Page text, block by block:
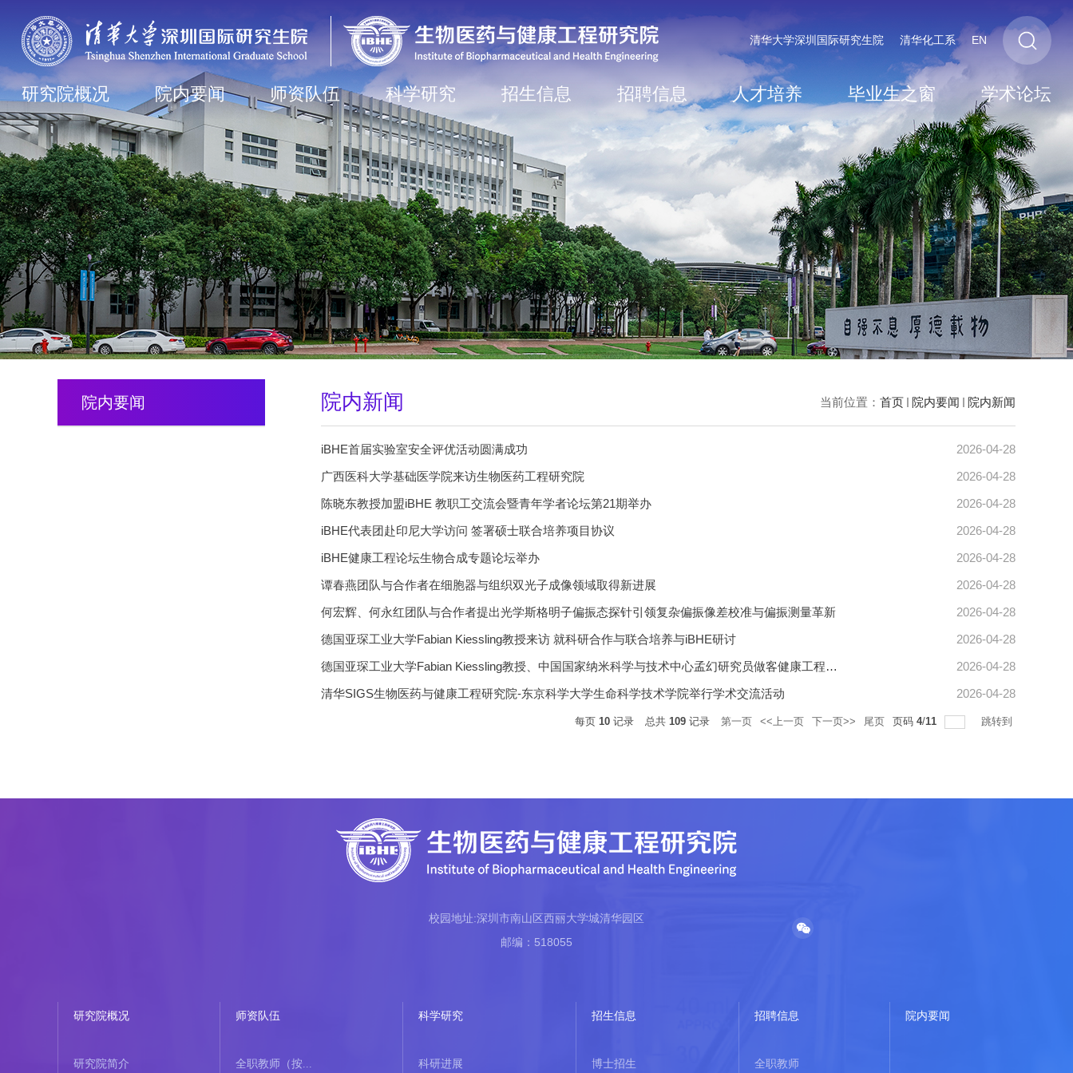
清华大学深圳国际研究生院 清华化工系 EN
研究院概况 院内要闻 师资队伍 科学研究 招生信息 招聘信息 人才培养 毕业生之窗 学术论坛
院内要闻 当前位置： 首页 院内要闻 院内新闻
院内新闻
iBHE首届实验室安全评优活动圆满成功
2026-04-28
广西医科大学基础医学院来访生物医药工程研究院
2026-04-28
陈晓东教授加盟iBHE 教职工交流会暨青年学者论坛第21期举办
2026-04-28
iBHE代表团赴印尼大学访问 签署硕士联合培养项目协议
2026-04-28
iBHE健康工程论坛生物合成专题论坛举办
2026-04-28
谭春燕团队与合作者在细胞器与组织双光子成像领域取得新进展
2026-04-28
何宏辉、何永红团队与合作者提出光学斯格明子偏振态探针引领复杂偏振像差校准与偏振测量革新
2026-04-28
德国亚琛工业大学Fabian Kiessling教授来访 就科研合作与联合培养与iBHE研讨
2026-04-28
德国亚琛工业大学Fabian Kiessling教授、中国国家纳米科学与技术中心孟幻研究员做客健康工程论坛
2026-04-28
清华SIGS生物医药与健康工程研究院-东京科学大学生命科学技术学院举行学术交流活动
2026-04-28
每页 10 记录 总共 109 记录 第一页 <<上一页 下一页>> 尾页 页码 4/11 跳转到
校园地址:深圳市南山区西丽大学城清华园区
邮编：518055
研究院概况
研究院简介
师资队伍
全职教师（按...
科学研究
科研进展
招生信息
博士招生
招聘信息
全职教师
院内要闻